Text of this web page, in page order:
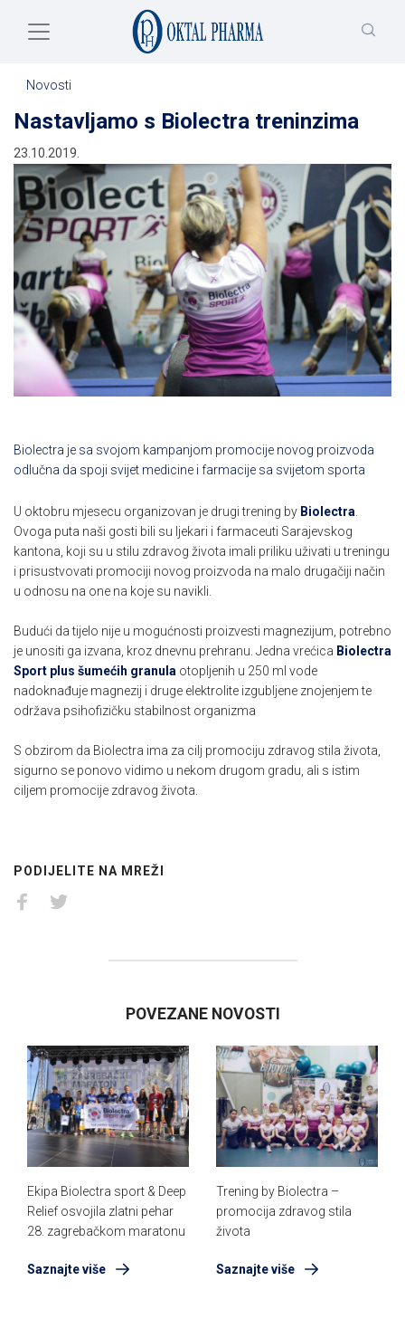
Novosti
Nastavljamo s Biolectra treninzima
23.10.2019.
Biolectra je sa svojom kampanjom promocije novog proizvoda
odlučna da spoji svijet medicine i farmacije sa svijetom sporta
U oktobru mjesecu organizovan je drugi trening by Biolectra
Ovoga puta naši gosti bili su ljekari i farmaceuti Sarajevskog
kantona, koji su u stilu zdravog života imali priliku uživati u treningu
i prisustvovati promociji novog proizvoda na malo drugačiji način
u odnosu na one na koje su navikli.
Budući da tijelo nije u mogućnosti proizvesti magnezijum, potrebno
je unositi ga izvana, kroz dnevnu prehranu. Jedna vrećica Biolectra
Sport plus šumećih granula otopljenih u 250 ml vode
nadoknađuje magnezij i druge elektrolite izgubljene znojenjem te
održava psihofizičku stabilnost organizma
S obzirom da Biolectra ima za cilj promociju zdravog stila života,
sigurno se ponovo vidimo u nekom drugom gradu, ali s istim
ciljem promocije zdravog života.
PODIJELITE NA MREŽI
POVEZANE NOVOSTI
Ekipa Biolectra sport & Deep
Relief osvojila zlatni pehar
28. zagrebačkom maratonu
Saznajte više
Trening by Biolectra –
promocija zdravog stila
života
Saznajte više